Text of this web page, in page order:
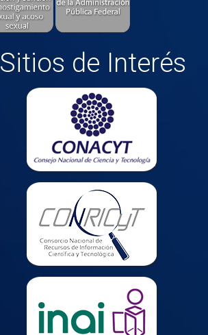
Sitios de Interés